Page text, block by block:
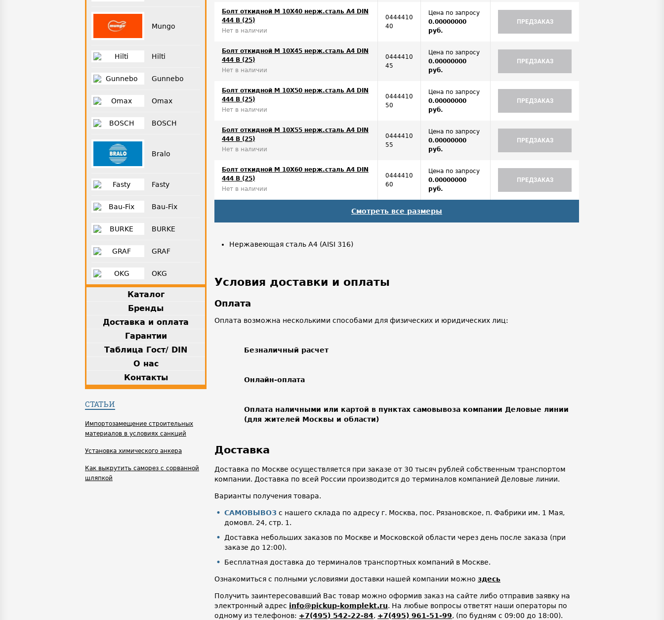
Mungo
Hilti
Gunnebo
Omax
BOSCH
Bralo
Fasty
Bau-Fix
BURKE
GRAF
OKG
Каталог
Бренды
Доставка и оплата
Гарантии
Таблица Гост/ DIN
О нас
Контакты
СТАТЬИ
Импортозамещение строительных
материалов в условиях санкций
Установка химического анкера
Как выкрутить саморез с сорванной
шляпкой
Болт откидной M 10Х40 нерж.сталь A4 DIN
444 B (25)
Нет в наличии
0444410
40
Цена по запросу
0.00000000
руб.
ПРЕДЗАКАЗ
Болт откидной M 10Х45 нерж.сталь A4 DIN
444 B (25)
Нет в наличии
0444410
45
Цена по запросу
0.00000000
руб.
ПРЕДЗАКАЗ
Болт откидной M 10Х50 нерж.сталь A4 DIN
444 B (25)
Нет в наличии
0444410
50
Цена по запросу
0.00000000
руб.
ПРЕДЗАКАЗ
Болт откидной M 10Х55 нерж.сталь A4 DIN
444 B (25)
Нет в наличии
0444410
55
Цена по запросу
0.00000000
руб.
ПРЕДЗАКАЗ
Болт откидной M 10Х60 нерж.сталь A4 DIN
444 B (25)
Нет в наличии
0444410
60
Цена по запросу
0.00000000
руб.
ПРЕДЗАКАЗ
Смотреть все размеры
Нержавеющая сталь A4 (AISI 316)
Условия доставки и оплаты
Оплата
Оплата возможна несколькими способами для физических и юридических лиц:
Безналичный расчет
Онлайн-оплата
Оплата наличными или картой в пунктах самовывоза компании Деловые линии
(для жителей Москвы и области)
Доставка
Доставка по Москве осуществляется при заказе от 30 тысяч рублей собственным транспортом
компании. Доставка по всей России производится до терминалов компанией Деловые линии.
Варианты получения товара.
САМОВЫВОЗ с нашего склада по адресу г. Москва, пос. Рязановское, п. Фабрики им. 1 Мая,
домовл. 24, стр. 1.
Доставка небольших заказов по Москве и Московской области через день после заказа (при
заказе до 12:00).
Бесплатная доставка до терминалов транспортных компаний в Москве.
Ознакомиться с полными условиями доставки нашей компании можно здесь
Получить заинтересовавший Вас товар можно оформив заказ на сайте либо отправив заявку на
электронный адрес info@pickup-komplekt.ru. На любые вопросы ответят наши операторы по
одному из телефонов: +7(495) 542-22-84, +7(495) 961-51-99, (по будням с 09:00 до 18:00).